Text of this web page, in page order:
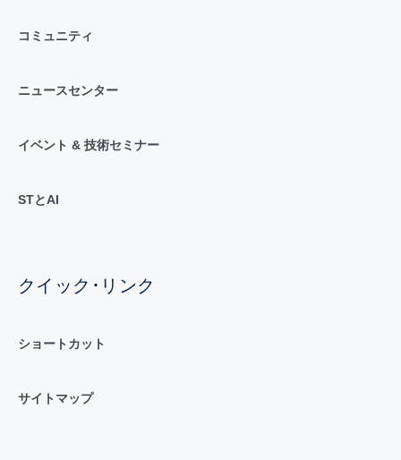
コミュニティ
ニュースセンター
イベント & 技術セミナー
STとAI
クイック･リンク
ショートカット
サイトマップ